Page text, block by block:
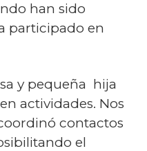
han sido
participado en
y pequeña hija
actividades. Nos
contactos
el